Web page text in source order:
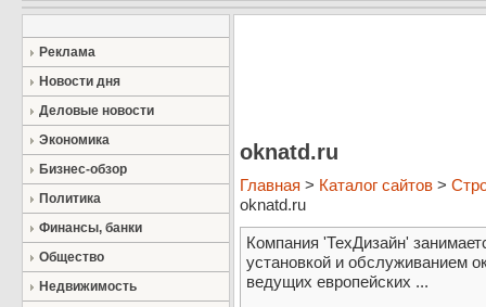
Реклама
Новости дня
Деловые новости
Экономика
Бизнес-обзор
Политика
Финансы, банки
Общество
Недвижимость
oknatd.ru
Главная > Каталог сайтов >
oknatd.ru
Компания 'ТехДизайн'
установкой и обслуживанием
ведущих европейских ...